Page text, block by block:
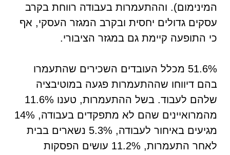
המינימום). וההתעמרות בעבודה רווחת בקרב
עסקים גדולים יחסית ובקרב המגזר העסקי, אף
כי התופעה קיימת גם במגזר הציבורי.
51.6% מכלל העובדים השכירים שהתעמרו
בהם דיווחו שההתעמרות פגעה במוטיבציה
שלהם לעבוד. בשל ההתעמרות, טענו 11.6%
מהמרואיינים שהם לא מתפקדים בעבודה, 14%
מגיעים באיחור לעבודה, 5.3% נשארים בבית
לאחר התעמרות, 11.2% עושים הפסקות